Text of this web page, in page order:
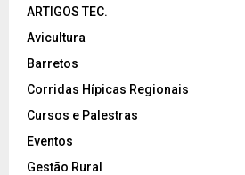
ARTIGOS TEC.
Avicultura
Barretos
Corridas Hípicas Regionais
Cursos e Palestras
Eventos
Gestão Rural